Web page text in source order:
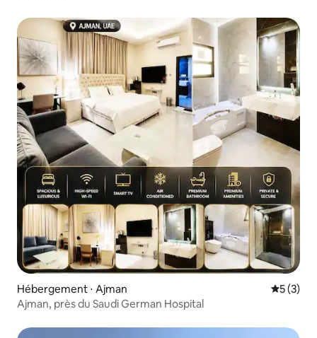
Hébergement ⋅ Ajman
5 (3)
Ajman, près du Saudi German Hospital